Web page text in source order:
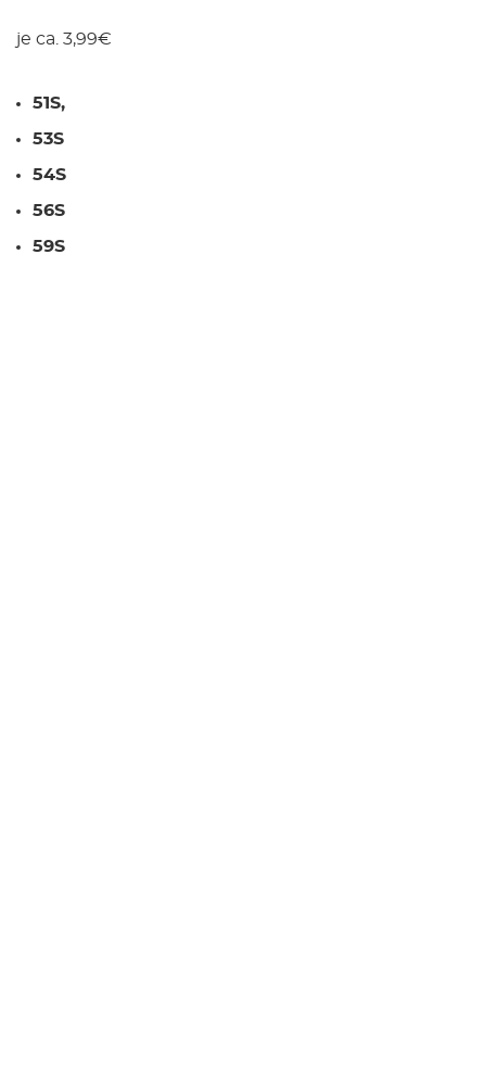
je ca. 3,99€
51S,
53S
54S
56S
59S